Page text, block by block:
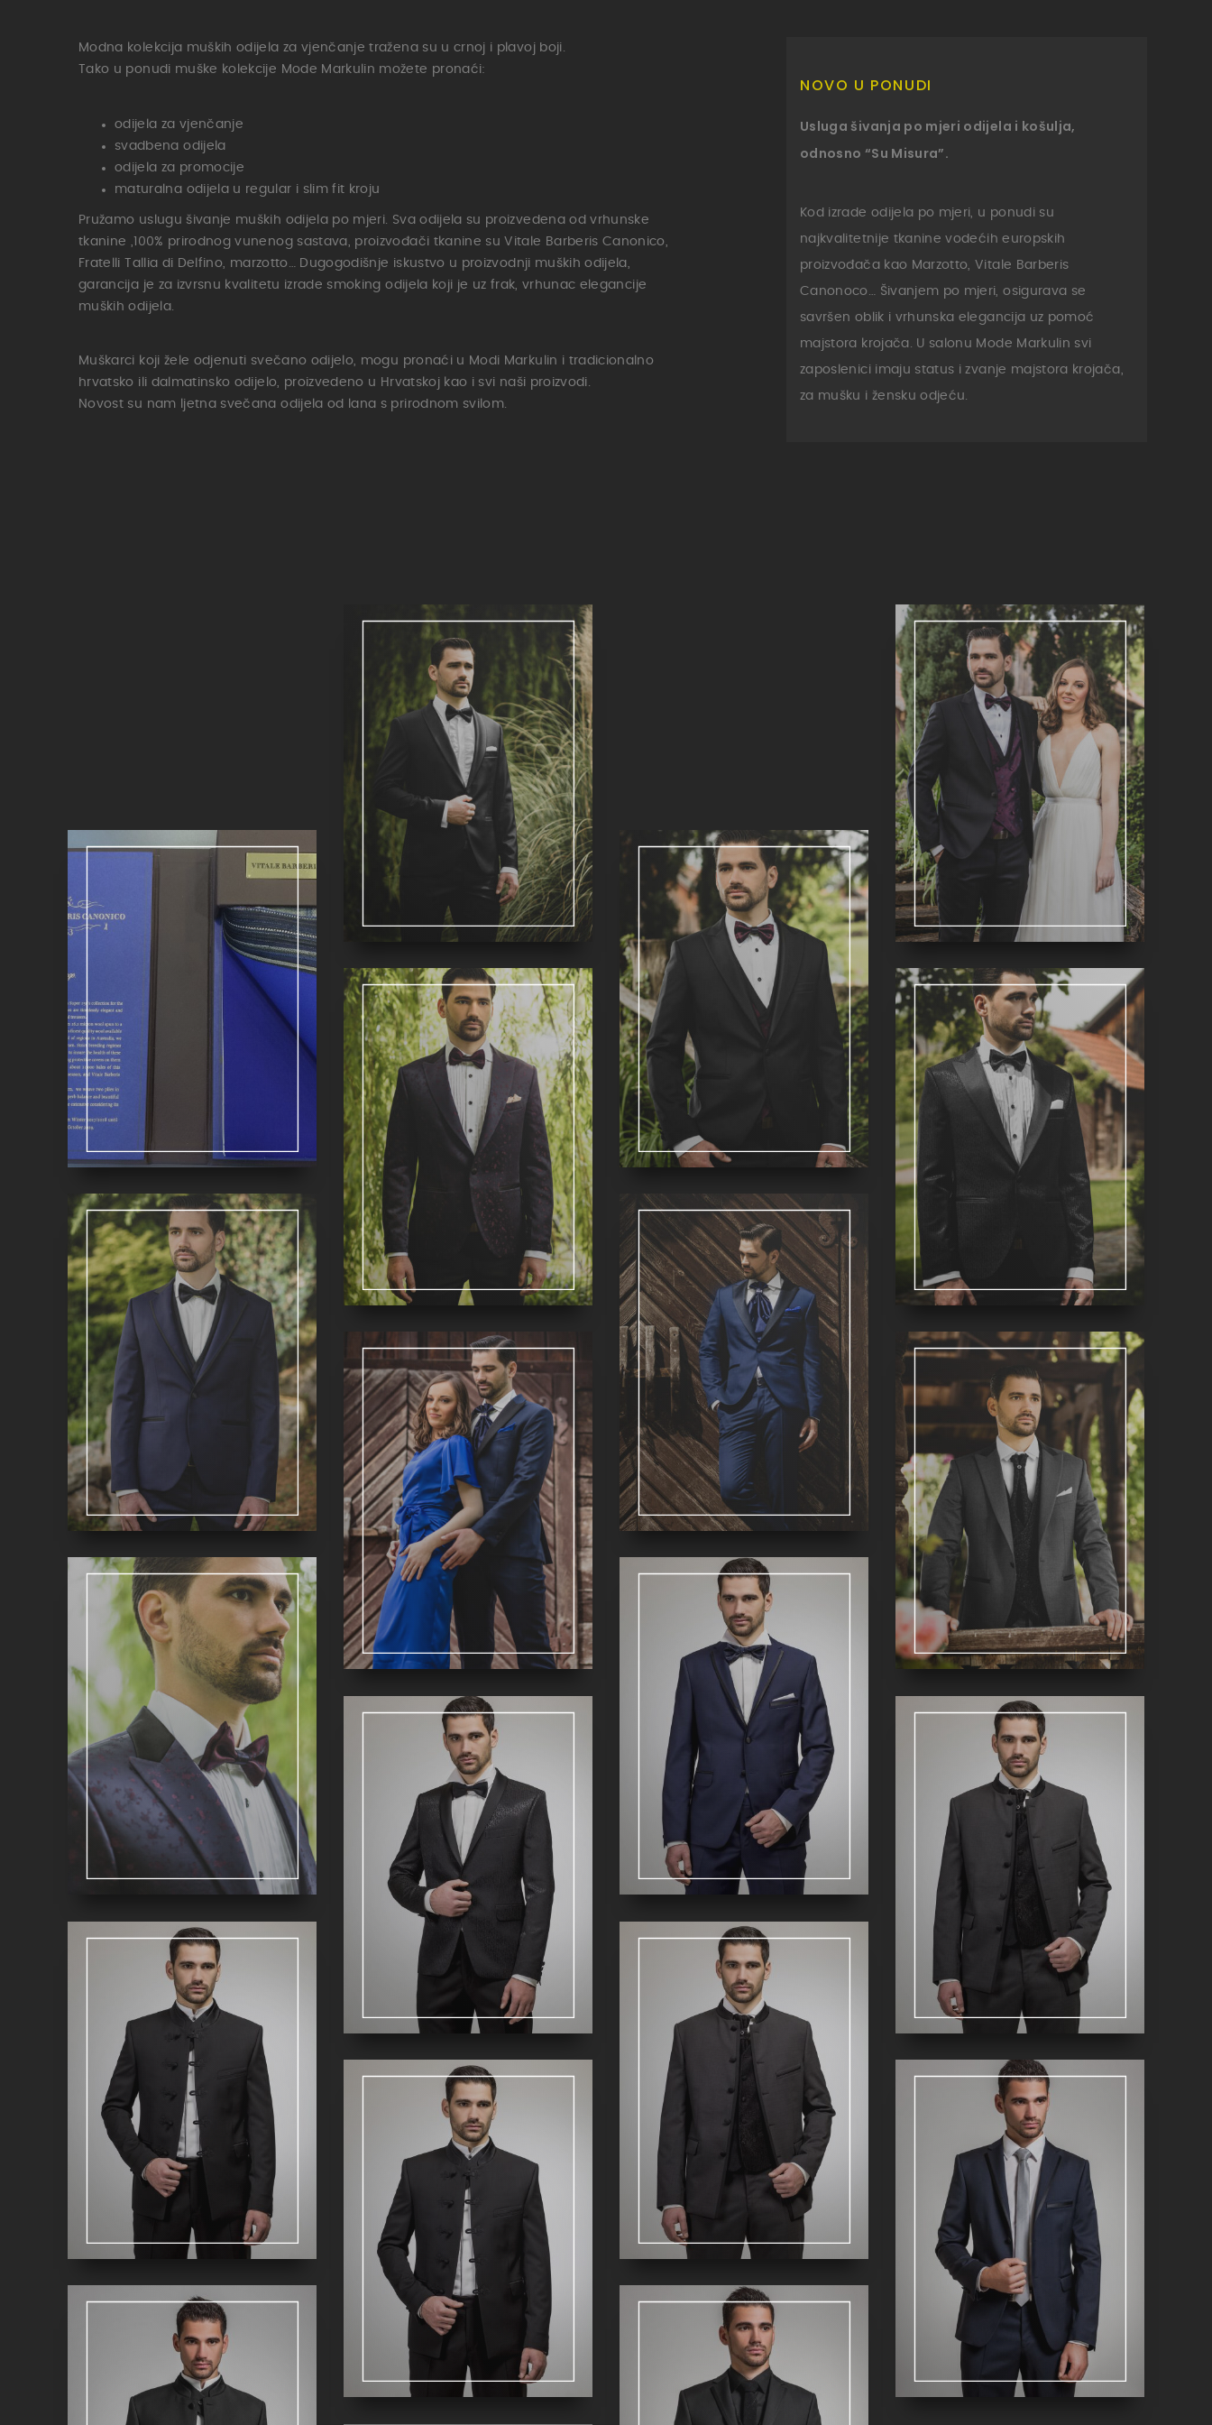
Modna kolekcija muških odijela za vjenčanje tražena su u crnoj i plavoj boji.
Tako u ponudi muške kolekcije Mode Markulin možete pronaći:
odijela za vjenčanje
svadbena odijela
odijela za promocije
maturalna odijela u regular i slim fit kroju
Pružamo uslugu šivanje muških odijela po mjeri. Sva odijela su proizvedena od vrhunske
tkanine ,100% prirodnog vunenog sastava, proizvođači tkanine su Vitale Barberis Canonico,
Fratelli Tallia di Delfino, marzotto… Dugogodišnje iskustvo u proizvodnji muških odijela,
garancija je za izvrsnu kvalitetu izrade smoking odijela koji je uz frak, vrhunac elegancije
muških odijela.
Muškarci koji žele odjenuti svečano odijelo, mogu pronaći u Modi Markulin i tradicionalno
hrvatsko ili dalmatinsko odijelo, proizvedeno u Hrvatskoj kao i svi naši proizvodi.
Novost su nam ljetna svečana odijela od lana s prirodnom svilom.
NOVO U PONUDI
Usluga šivanja po mjeri odijela i košulja,
odnosno “Su Misura”.
Kod izrade odijela po mjeri, u ponudi su
najkvalitetnije tkanine vodećih europskih
proizvođača kao Marzotto, Vitale Barberis
Canonoco… Šivanjem po mjeri, osigurava se
savršen oblik i vrhunska elegancija uz pomoć
majstora krojača. U salonu Mode Markulin svi
zaposlenici imaju status i zvanje majstora krojača,
za mušku i žensku odjeću.